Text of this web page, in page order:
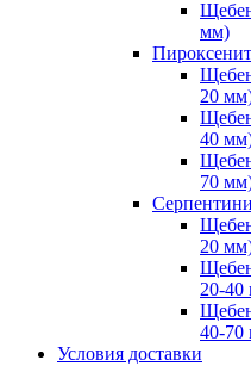
мм)
20
40
70
20
20-40
40-70
Условия доставки